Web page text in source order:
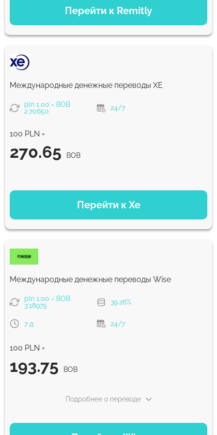
Перейти к Remitly
Экономный
295.09 BOB 5 д
295.09 BOB
Комиссия Strumok, всегда 0%
Международные денежные переводы ХЕ
pln 1.00 = BOB
2.70650
24/7
100 PLN =
270.65 BOB
Перейти к Xe
ВАРИАНТЫ ОПЛАТЫ
270.65 BOB NaN д
Комиссия Strumok, всегда 0%
Международные денежные переводы Wise
pln 1.00 = BOB
3.18975
39.26%
7 д 24/7
100 PLN =
193.75 BOB
Подробнее о переводе
ВАРИАНТЫ ОПЛАТЫ